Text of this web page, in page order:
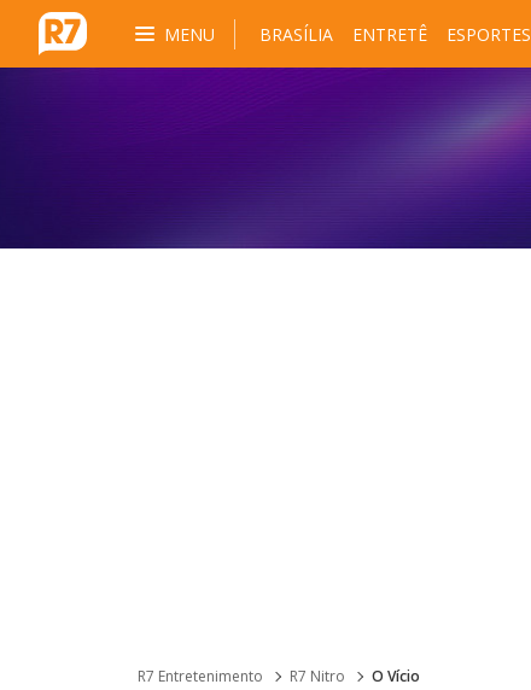
MENU BRASÍLIA ENTRETÊ ESPORTES
R7 Entretenimento R7 Nitro O Vício